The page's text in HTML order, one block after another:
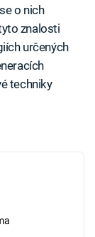
o nich
znalosti
určených
techniky